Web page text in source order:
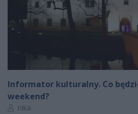
Informator kulturalny. Co
weekend?
Autor artykułu:
nika